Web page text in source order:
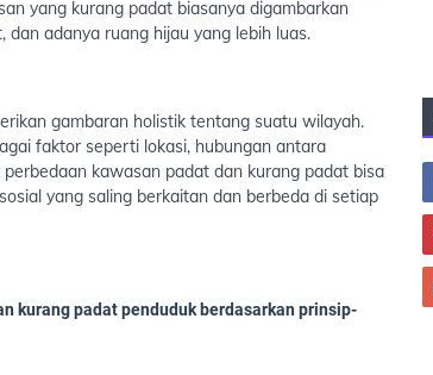
yang kurang padat biasanya digambarkan
adanya ruang hijau yang lebih luas.
gambaran holistik tentang suatu wilayah.
faktor seperti lokasi, hubungan antara
kawasan padat dan kurang padat bisa
yang saling berkaitan dan berbeda di setiap
kurang padat penduduk berdasarkan prinsip-